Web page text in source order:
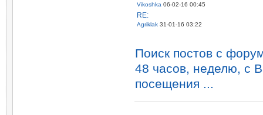
Vikoshka 06-02-16 00:45
RE:
Agriklak 31-01-16 03:22
Поиск постов с
48 часов, неделю, с
посещения ...